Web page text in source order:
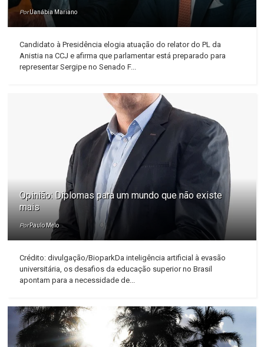
Por Uanábia Mariano
Candidato à Presidência elogia atuação do relator do PL da
Anistia na CCJ e afirma que parlamentar está preparado para
representar Sergipe no Senado F...
Opinião: Diplomas para um mundo que não existe
mais
PorPaulo Melo
Crédito: divulgação/BioparkDa inteligência artificial à evasão
universitária, os desafios da educação superior no Brasil
apontam para a necessidade de...